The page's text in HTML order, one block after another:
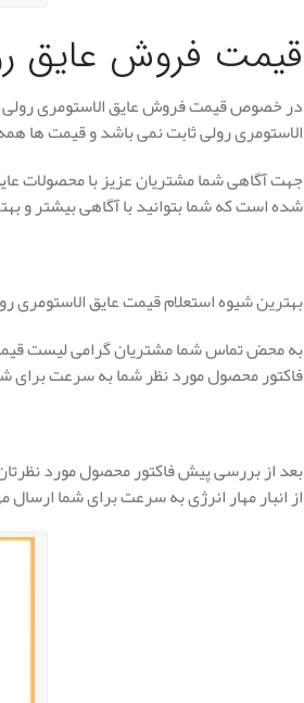
قیمت فروش عایق
در خصوص قیمت فروش عایق الاستومری رولی
الاستومری رولی ثابت نمی باشد و قیمت ها
جهت آگاهی شما مشتریان عزیز با محصولات
شده است که شما بتوانید با آگاهی بیشتر و
بهترین شیوه استعلام قیمت عایق
به محض تماس شما مشتریان گرامی لیست
فاکتور محصول مورد نظر شما به سرعت برای
بعد از بررسی پیش فاکتور محصول مورد
از انبار مهار انرژی به سرعت برای شما